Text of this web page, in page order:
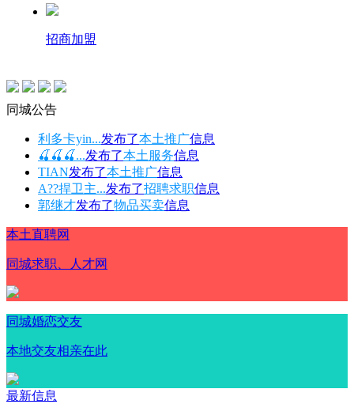
招商加盟
同城公告
利多卡yin...发布了本土推广信息
🍒🍒🍒...发布了本土服务信息
TIAN发布了本土推广信息
A??捍卫主...发布了招聘求职信息
郭继才发布了物品买卖信息
本土直聘网
同城求职、人才网
同城婚恋交友
本地交友相亲在此
最新信息